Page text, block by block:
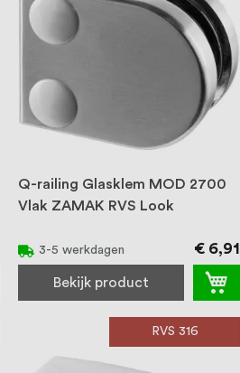
Q-railing Glasklem MOD 2700
Vlak ZAMAK RVS Look
3-5 werkdagen € 6,91
Bekijk product
RVS 316